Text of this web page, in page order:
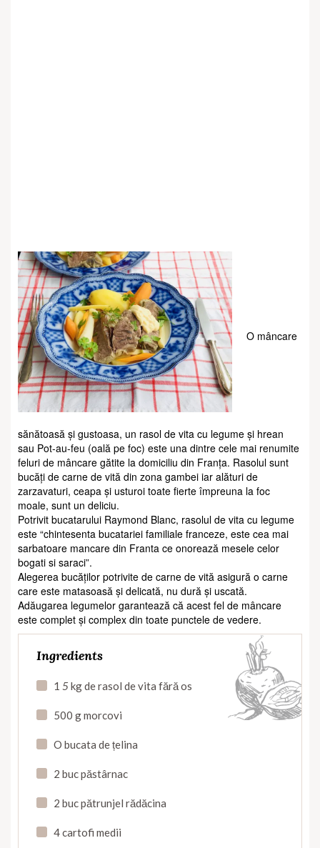
O mâncare
sănătoasă și gustoasa, un rasol de vita cu legume și hrean
sau Pot-au-feu (oală pe foc) este una dintre cele mai renumite
feluri de mâncare gătite la domiciliu din Franța. Rasolul sunt
bucăți de carne de vită din zona gambei iar alături de
zarzavaturi, ceapa și usturoi toate fierte împreuna la foc
moale, sunt un deliciu.
Potrivit bucatarului Raymond Blanc, rasolul de vita cu legume
este “chintesenta bucatariei familiale franceze, este cea mai
sarbatoare mancare din Franta ce onorează mesele celor
bogati si saraci”.
Alegerea bucăților potrivite de carne de vită asigură o carne
care este matasoasă și delicată, nu dură și uscată.
Adăugarea legumelor garantează că acest fel de mâncare
este complet și complex din toate punctele de vedere.
Ingredients
1 5 kg de rasol de vita fără os
500 g morcovi
O bucata de țelina
2 buc păstârnac
2 buc pătrunjel rădăcina
4 cartofi medii